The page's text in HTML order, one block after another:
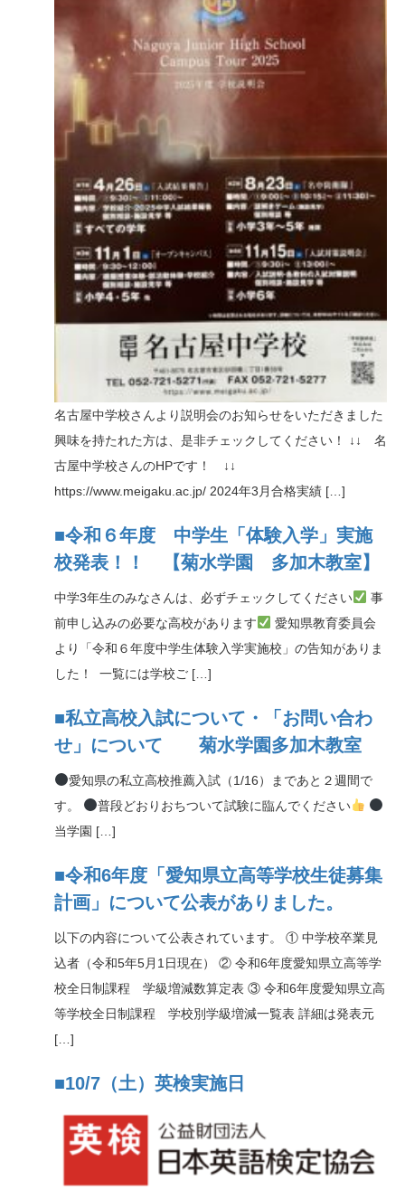
名古屋中学校さんより説明会のお知らせをいただきました
興味を持たれた方は、是非チェックしてください！ ↓↓ 名
古屋中学校さんのHPです！ ↓↓
https://www.meigaku.ac.jp/ 2024年3月合格実績 […]
■令和６年度 中学生「体験入学」実施
校発表！！ 【菊水学園 多加木教室】
中学3年生のみなさんは、必ずチェックしてください
事
前申し込みの必要な高校があります
愛知県教育委員会
より「令和６年度中学生体験入学実施校」の告知がありま
した！ 一覧には学校ご […]
■私立高校入試について・「お問い合わ
せ」について 菊水学園多加木教室
愛知県の私立高校推薦入試（1/16）まであと２週間で
す。
普段どおりおちついて試験に臨んでください
当学園 […]
■令和6年度「愛知県立高等学校生徒募集
計画」について公表がありました。
以下の内容について公表されています。 ① 中学校卒業見
込者（令和5年5月1日現在） ② 令和6年度愛知県立高等学
校全日制課程 学級増減数算定表 ③ 令和6年度愛知県立高
等学校全日制課程 学校別学級増減一覧表 詳細は発表元
[…]
■10/7（土）英検実施日